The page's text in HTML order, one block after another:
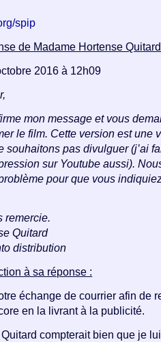
spip
de Madame Hortense
2016 à 12h09
mon message et vous
le film. Cette version est une
souhaitons pas divulguer (j’ai
sur Youtube aussi).
pour que vous
remercie.
Quitard
distribution
à sa réponse :
échange de courrier afin de
en la livrant à la publicité.
Quitard compterait bien que je